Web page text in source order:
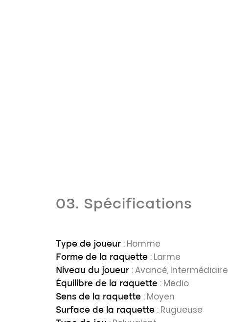
03. Spécifications
Type de joueur : Homme
Forme de la raquette : Larme
Niveau du joueur : Avancé, Intermédiaire
Équilibre de la raquette : Medio
Sens de la raquette : Moyen
Surface de la raquette : Rugueuse